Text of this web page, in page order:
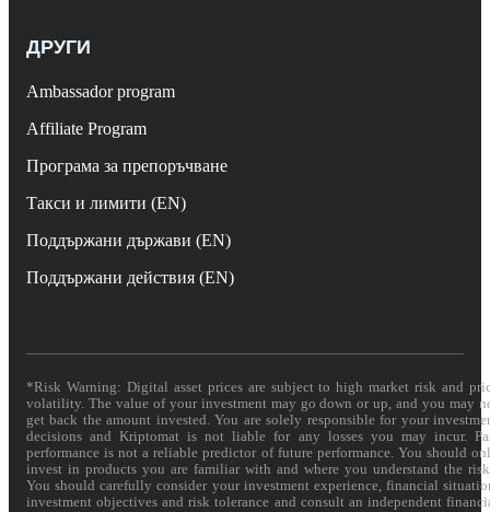
ДРУГИ
Ambassador program
Affiliate Program
Програма за препоръчване
Такси и лимити (EN)
Поддържани държави (EN)
Поддържани действия (EN)
*Risk Warning: Digital asset prices are subject to high market risk and
volatility. The value of your investment may go down or up, and you may
get back the amount invested. You are solely responsible for your
decisions and Kriptomat is not liable for any losses you may incur.
performance is not a reliable predictor of future performance. You should
invest in products you are familiar with and where you understand the
You should carefully consider your investment experience, financial
investment objectives and risk tolerance and consult an independent